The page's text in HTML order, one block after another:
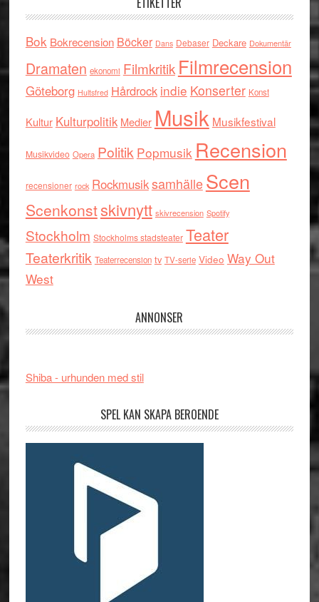
Bok Bokrecension Böcker Dans Debaser Deckare Dokumentär
Dramaten ekonomi Filmkritik Filmrecension
Göteborg Hultsfred Hårdrock indie Konserter Konst
Kultur Kulturpolitik Medier Musik Musikfestival
Musikvideo Opera Politik Popmusik Recension
recensioner rock RockmusiksamhälleScen
Scenkonstskivnytt skivrecension Spotify
Stockholm Stockholms stadsteater Teater
Teaterkritik Teaterrecension tv TV-serie Video Way Out
West
ANNONSER
Shiba - urhunden med stil
SPEL KAN SKAPA BEROENDE